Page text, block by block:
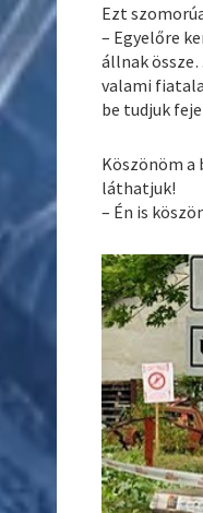
Ezt
– Egyelőre
állnak
valami
be tudjuk
Köszönöm a
láthatjuk!
– Én is